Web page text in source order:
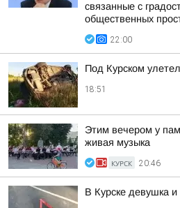
связанные с
общественных
22:00
Под Курском
18:51
Этим вечером у
живая музыка
КУРСК 20:46
В Курске девушка